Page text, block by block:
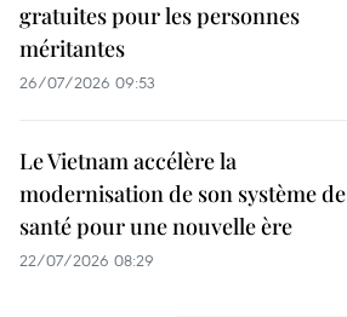
gratuites pour les personnes
méritantes
26/07/2026 09:53
Le Vietnam accélère la
modernisation de son système de
santé pour une nouvelle ère
22/07/2026 08:29